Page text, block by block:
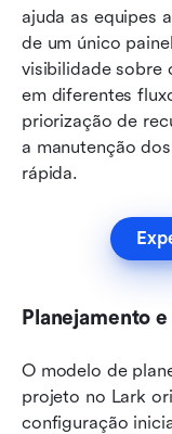
ajuda as equipes
de um único
visibilidade sobre
em diferentes
priorização de
a manutenção
rápida.
Planejamento
O modelo de
projeto no Lark
configuração